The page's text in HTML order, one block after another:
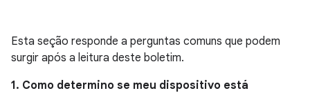
Esta seção responde a perguntas comuns que podem
surgir após a leitura deste boletim.
1. Como determino se meu dispositivo está